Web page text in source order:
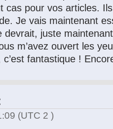
cas pour vos articles.
Je vais maintenant
devrait, juste
m’avez ouvert les
fantastique !
(UTC 2 )